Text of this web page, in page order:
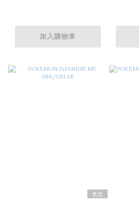
加入購物車
售完